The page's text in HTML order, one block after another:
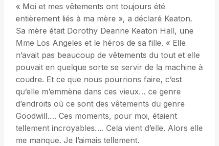
« Moi et mes vêtements ont toujours été
entièrement liés à ma mère », a déclaré Keaton.
Sa mère était Dorothy Deanne Keaton Hall, une
Mme Los Angeles et le héros de sa fille. « Elle
n’avait pas beaucoup de vêtements du tout et elle
pouvait en quelque sorte se servir de la machine à
coudre. Et ce que nous pourrions faire, c’est
qu’elle m’emmène dans ces vieux… ce genre
d’endroits où ce sont des vêtements du genre
Goodwill…. Ces moments, pour moi, étaient
tellement incroyables…. Cela vient d’elle. Alors elle
me manque. Je l’aimais tellement.